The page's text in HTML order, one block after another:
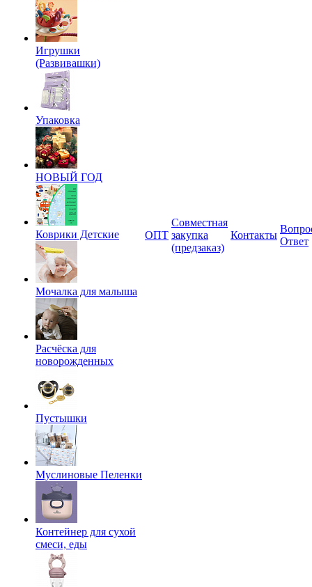
Игрушки
(Развивашки)
Упаковка
НОВЫЙ ГОД
Коврики Детские
Мочалка для малыша
Расчёска для
новорожденных
Пустышки
Муслиновые Пеленки
Контейнер для сухой
смеси, еды
ОПТ
Совместная
закупка
(предзаказ)
Контакты
Ответ